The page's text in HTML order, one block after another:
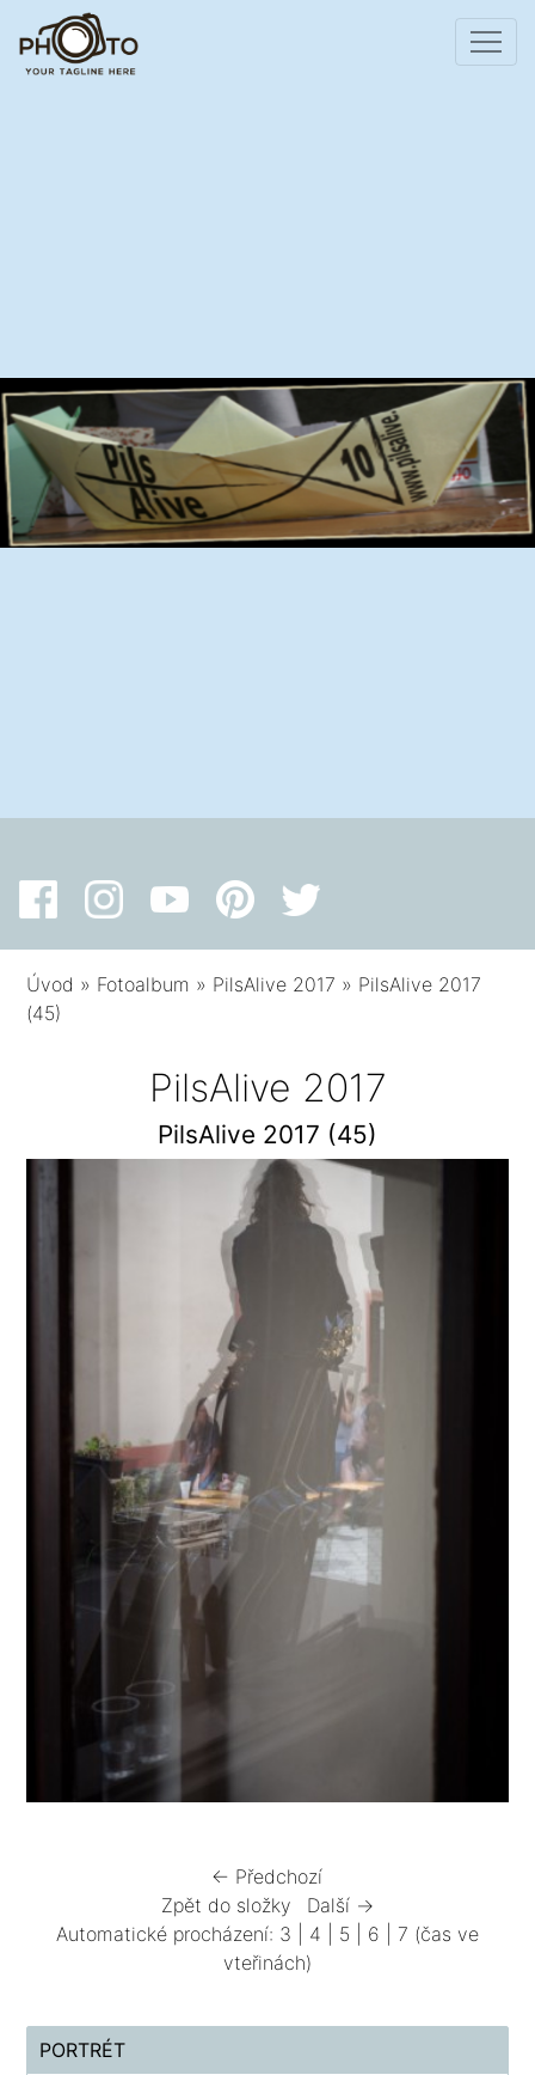
Úvod » Fotoalbum » PilsAlive 2017 » PilsAlive 2017
(45)
PilsAlive 2017
PilsAlive 2017 (45)
← Předchozí
Zpět do složky
Další →
Automatické procházení: 3 4 5 6 7 (čas ve
vteřinách)
PORTRÉT